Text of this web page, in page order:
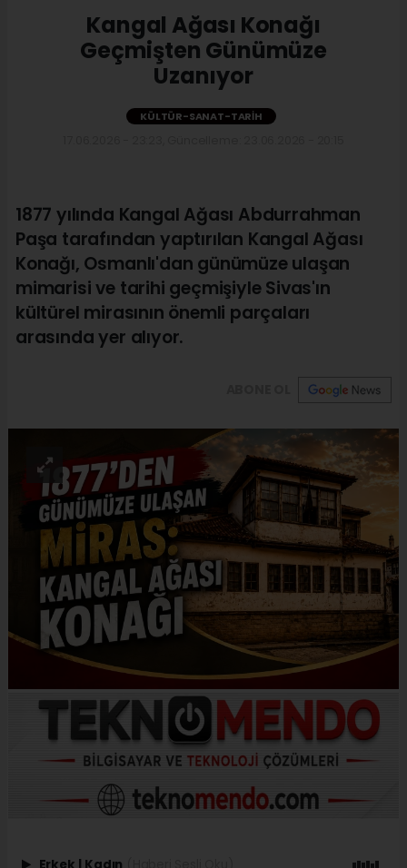
Kangal Ağası Konağı
Geçmişten Günümüze
Uzanıyor
KÜLTÜR-SANAT-TARIH
1877 yılında Kangal Ağası Abdurrahman
Paşa tarafından yaptırılan Kangal Ağası
Konağı, Osmanlı'dan günümüze ulaşan
mimarisi ve tarihi geçmişiyle Sivas'ın
kültürel mirasının önemli parçaları
arasında yer alıyor.
Erkek | Kadın